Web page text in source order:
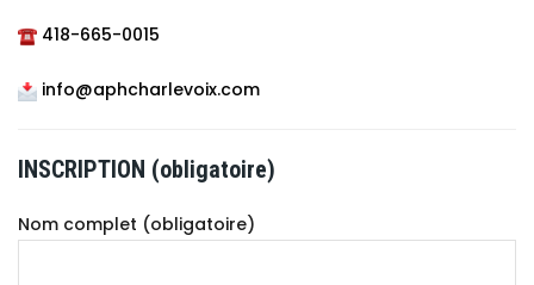
418-665-0015
info@aphcharlevoix.com
INSCRIPTION (obligatoire)
Nom complet (obligatoire)